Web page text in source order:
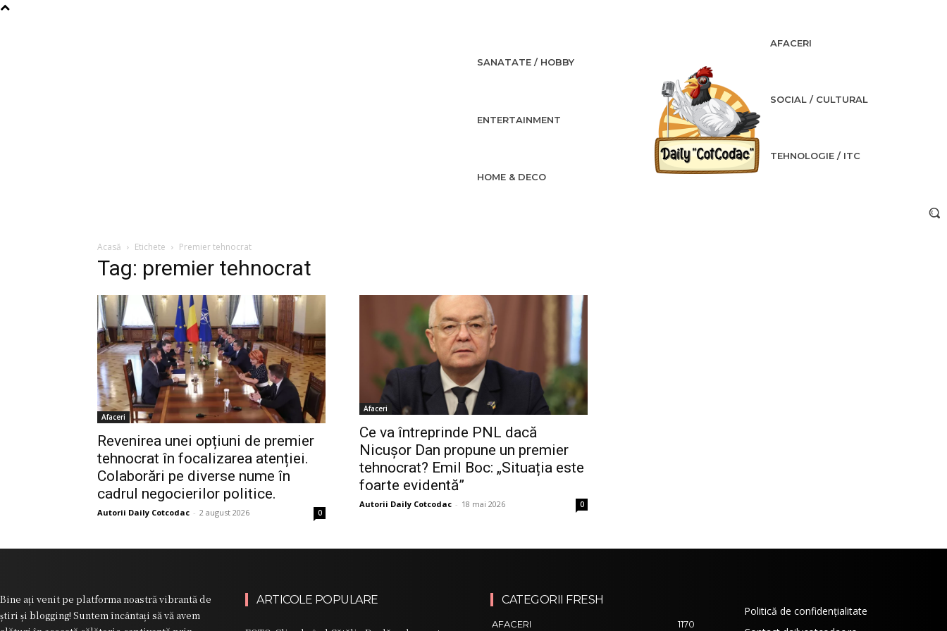
SANATATE / HOBBY
ENTERTAINMENT
HOME & DECO
AFACERI
SOCIAL / CULTURAL
TEHNOLOGIE / ITC
Acasă Etichete Premier tehnocrat
Tag: premier tehnocrat
Afaceri
Revenirea unei opțiuni de premier
tehnocrat în focalizarea atenției.
Colaborări pe diverse nume în
cadrul negocierilor politice.
Autorii Daily Cotcodac - 2 august 2026 0
Afaceri
Ce va întreprinde PNL dacă
Nicușor Dan propune un premier
tehnocrat? Emil Boc: „Situația este
foarte evidentă”
Autorii Daily Cotcodac - 18 mai 2026 0
Bine ați venit pe platforma noastră vibrantă de
știri și blogging! Suntem încântați să vă avem
ARTICOLE POPULARE CATEGORII FRESH
AFACERI 1170
Politică de confidențialitate